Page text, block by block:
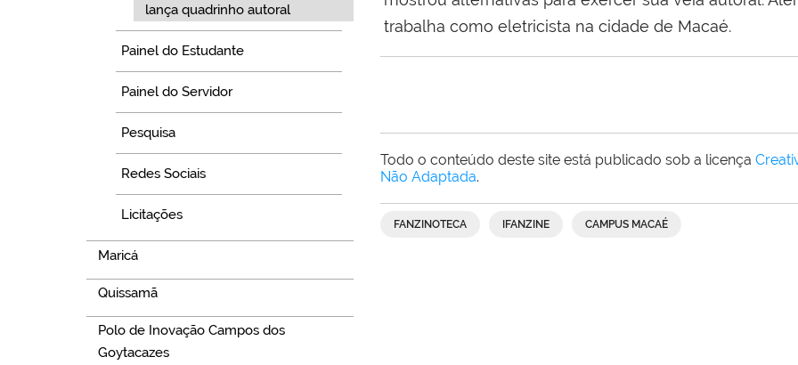
lança quadrinho autoral
Painel do Estudante
Painel do Servidor
Pesquisa
Redes Sociais
Licitações
Maricá
Quissamã
Polo de Inovação Campos dos
Goytacazes
trabalha como eletricista na cidade de Macaé.
Todo o conteúdo deste site está publicado sob a licença
Não Adaptada.
FANZINOTECA IFANZINE CAMPUS MACAÉ